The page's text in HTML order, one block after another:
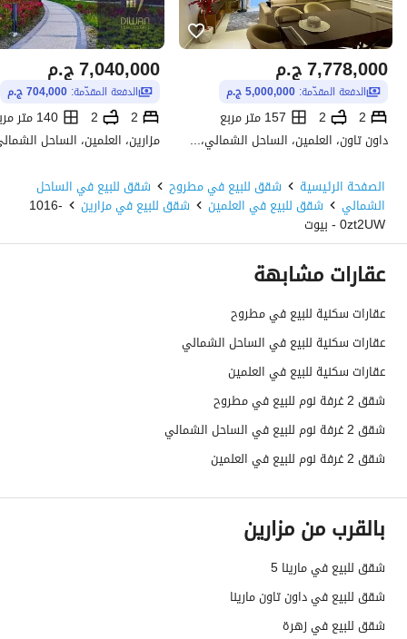
ج.م7,778,000
الدفعة المقدّمة: 5,000,000 ج.م
2
2
157 متر مربع
داون تاون، العلمين، الساحل الشمالي، مطروح
ج.م7,040,000
الدفعة المقدّمة: 704,000 ج.م
2
2 140 متر مربع
الصفحة الرئيسية شقق للبيع في مطروح شقق للبيع في الساحل
الشمالي شقق للبيع في العلمين شقق للبيع في مزارين 1016-
0zt2UW - بيوت
عقارات مشابهة
عقارات سكنية للبيع في مطروح
عقارات سكنية للبيع في الساحل الشمالي
عقارات سكنية للبيع في العلمين
شقق 2 غرفة نوم للبيع في مطروح
شقق 2 غرفة نوم للبيع في الساحل الشمالي
شقق 2 غرفة نوم للبيع في العلمين
بالقرب من مزارين
شقق للبيع في مارينا 5
شقق للبيع في داون تاون مارينا
شقق للبيع في زهرة